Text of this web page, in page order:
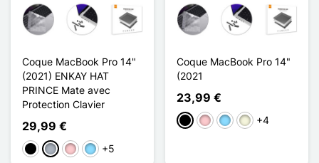
Coque MacBook Pro 14"
(2021) ENKAY HAT
PRINCE Mate avec
Protection Clavier
29,99 €
PretoCinzento
RosaAzul Claro
+5
Coque MacBook Pro 14"
(2021
23,99 €
PretoRosaAzul Claro
Bege+4